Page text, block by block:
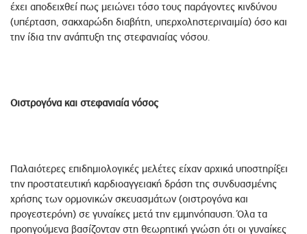
έχει αποδειχθεί πως μειώνει τόσο τους παράγοντες κινδύνου
(υπέρταση, σακχαρώδη διαβήτη, υπερχοληστεριναιμία) όσο και
την ίδια την ανάπτυξη της στεφανιαίας νόσου.
Οιστρογόνα και στεφανιαία νόσος
Παλαιότερες επιδημιολογικές μελέτες είχαν αρχικά υποστηρίξει
την προστατευτική καρδιοαγγειακή δράση της συνδυασμένης
χρήσης των ορμονικών σκευασμάτων (οιστρογόνα και
προγεστερόνη) σε γυναίκες μετά την εμμηνόπαυση. Όλα τα
προηγούμενα βασίζονταν στη θεωρητική γνώση ότι οι γυναίκες